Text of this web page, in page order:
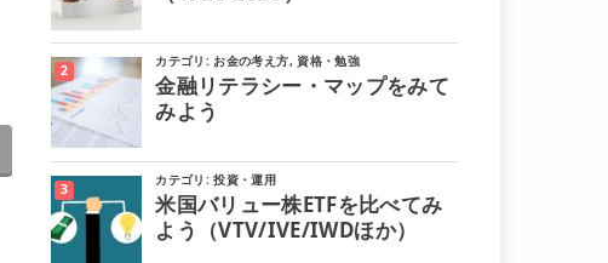
カテゴリ:お金の考え方,資格・勉強
金融リテラシー・マップをみて
みよう
カテゴリ:投資・運用
米国バリュー株ETFを比べてみ
よう（VTV/IVE/IWDほか）